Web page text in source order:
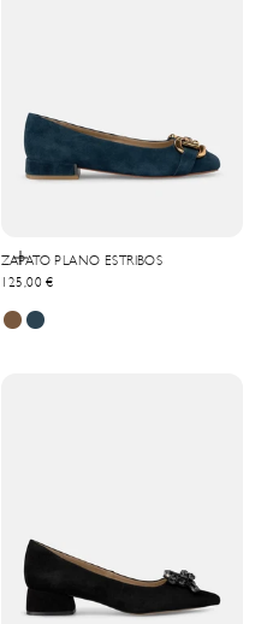
Elige opciones
ZAPATO PLANO ESTRIBOS
Precio de oferta
125,00 €